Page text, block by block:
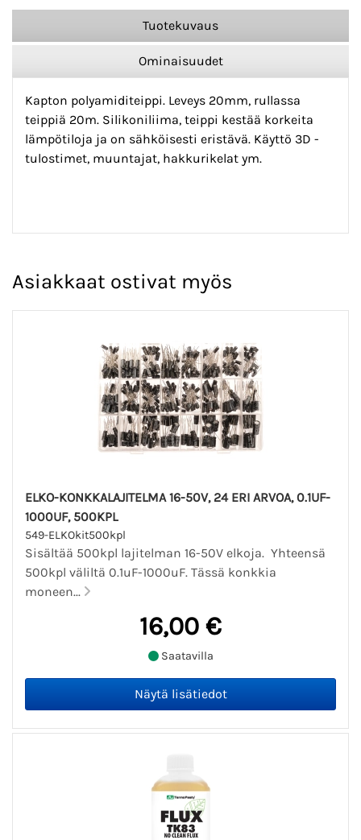
Tuotekuvaus
Ominaisuudet
Kapton polyamiditeippi. Leveys 20mm, rullassa
teippiä 20m. Silikoniliima, teippi kestää korkeita
lämpötiloja ja on sähköisesti eristävä. Käyttö 3D -
tulostimet, muuntajat, hakkurikelat ym.
Asiakkaat ostivat myös
ELKO-KONKKALAJITELMA 16-50V, 24 ERI ARVOA, 0.1UF-
1000UF, 500KPL
549-ELKOkit500kpl
Sisältää 500kpl lajitelman 16-50V elkoja. Yhteensä
500kpl väliltä 0.1uF-1000uF. Tässä konkkia
moneen...
16,00 €
Saatavilla